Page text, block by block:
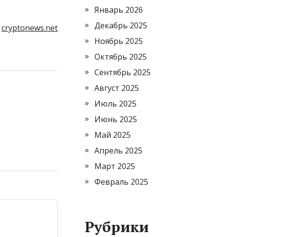
cryptonews.net
Январь 2026
Декабрь 2025
Ноябрь 2025
Октябрь 2025
Сентябрь 2025
Август 2025
Июль 2025
Июнь 2025
Май 2025
Апрель 2025
Март 2025
Февраль 2025
Рубрики